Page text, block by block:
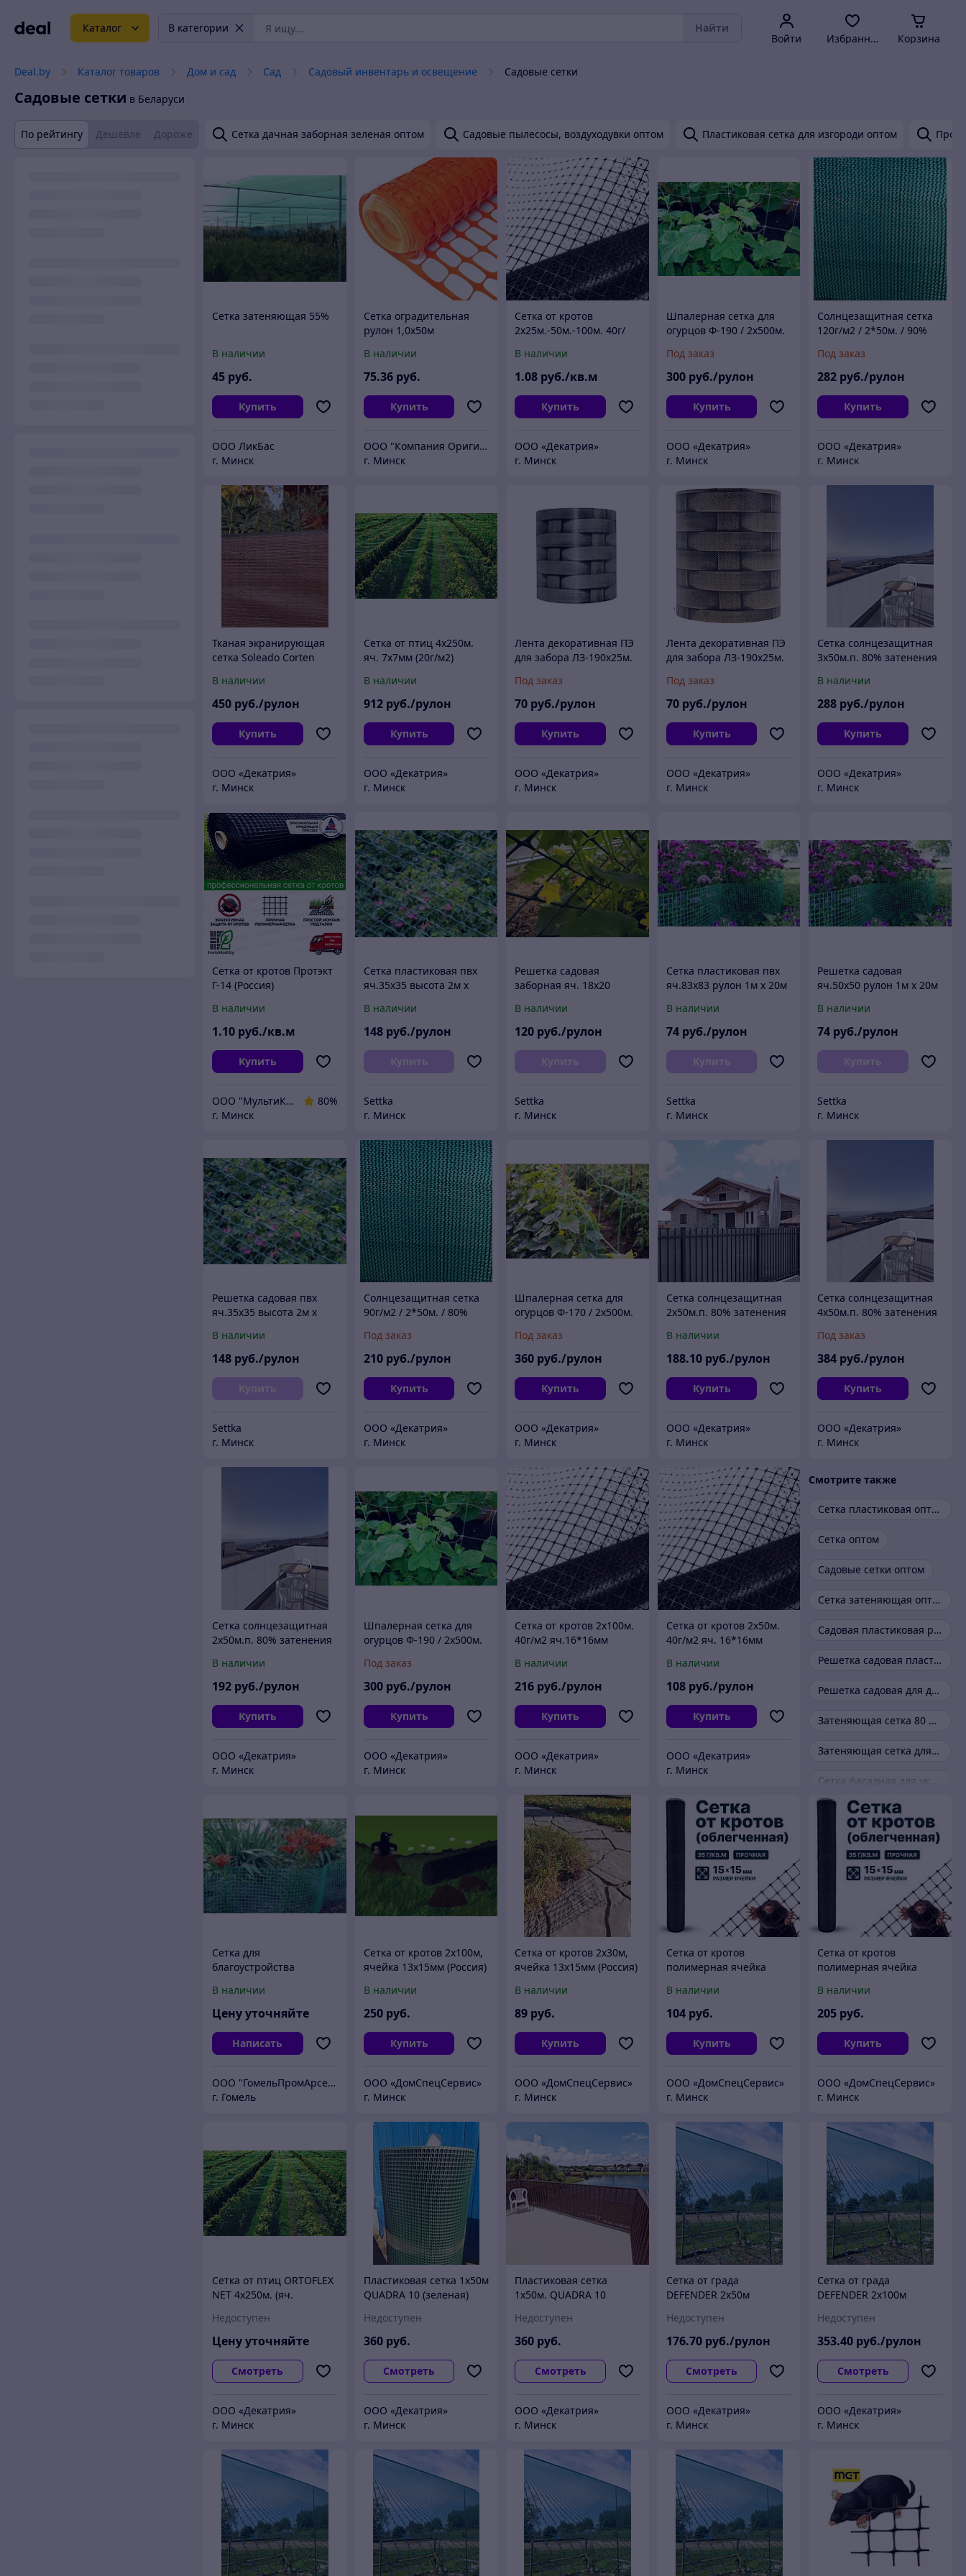
Каталог В категории Найти
Войти Избранное Корзина
Deal.by Каталог товаров Дом и сад Сад Садовый инвентарь и освещение Садовые сетки
Садовые сетки в Беларуси
По рейтингу Дешевле Дороже Сетка дачная заборная зеленая оптом Садовые пылесосы, воздуходувки оптом Пластиковая сетка для изгороди оптом
Сетка затеняющая 55%
В наличии
45 руб.
Купить
ООО ЛикБас
г. Минск
Сетка оградительная
рулон 1,0х50м
В наличии
75.36 руб.
Купить
ООО "Компания ОригиНал"
г. Минск
Cетка от кротов
2х25м.-50м.-100м. 40г/
"Протэкт" Россия
В наличии
1.08 руб./кв.м
Купить
ООО «Декатрия»
г. Минск
Шпалерная сетка для
огурцов Ф-190 / 2х500м.
зеленый
Под заказ
300 руб./рулон
Купить
ООО «Декатрия»
г. Минск
Солнцезащитная сетка
120г/м2 / 2*50м. / 90%
Под заказ
282 руб./рулон
Купить
ООО «Декатрия»
г. Минск
Тканая экранирующая
сетка Soleado Corten
Италия.
В наличии
450 руб./рулон
Купить
ООО «Декатрия»
г. Минск
Сетка от птиц 4x250м.
яч. 7х7мм (20г/м2)
В наличии
912 руб./рулон
Купить
ООО «Декатрия»
г. Минск
Лента декоративная ПЭ
для забора ЛЗ-190x25м.
Под заказ
70 руб./рулон
Купить
ООО «Декатрия»
г. Минск
Лента декоративная ПЭ
для забора ЛЗ-190x25м.
Под заказ
70 руб./рулон
Купить
ООО «Декатрия»
г. Минск
Сетка солнцезащитная
3х50м.п. 80% затенения
В наличии
288 руб./рулон
Купить
ООО «Декатрия»
г. Минск
Сетка от кротов Протэкт
Г-14 (Россия)
В наличии
1.10 руб./кв.м
Купить
ООО "МультиКомплект"
80%
г. Минск
Сетка пластиковая пвх
яч.35х35 высота 2м х
В наличии
148 руб./рулон
Купить
Settka
г. Минск
Решетка садовая
заборная яч. 18х20
В наличии
120 руб./рулон
Купить
Settka
г. Минск
Сетка пластиковая пвх
яч.83х83 рулон 1м х 20м
В наличии
74 руб./рулон
Купить
Settka
г. Минск
Решетка садовая
яч.50х50 рулон 1м х 20м
В наличии
74 руб./рулон
Купить
Settka
г. Минск
Решетка садовая пвх
яч.35х35 высота 2м х
В наличии
148 руб./рулон
Купить
Settka
г. Минск
Солнцезащитная сетка
90г/м2 / 2*50м. / 80%
Под заказ
210 руб./рулон
Купить
ООО «Декатрия»
г. Минск
Шпалерная сетка для
огурцов Ф-170 / 2х500м.
Под заказ
360 руб./рулон
Купить
ООО «Декатрия»
г. Минск
Сетка солнцезащитная
2х50м.п. 80% затенения
В наличии
188.10 руб./рулон
Купить
ООО «Декатрия»
г. Минск
Сетка солнцезащитная
4х50м.п. 80% затенения
Под заказ
384 руб./рулон
Купить
ООО «Декатрия»
г. Минск
Сетка солнцезащитная
2х50м.п. 80% затенения
В наличии
192 руб./рулон
Купить
ООО «Декатрия»
г. Минск
Шпалерная сетка для
огурцов Ф-190 / 2х500м.
зеленый
Под заказ
300 руб./рулон
Купить
ООО «Декатрия»
г. Минск
Cетка от кротов 2х100м.
40г/м2 яч.16*16мм
В наличии
216 руб./рулон
Купить
ООО «Декатрия»
г. Минск
Cетка от кротов 2х50м.
40г/м2 яч. 16*16мм
В наличии
108 руб./рулон
Купить
ООО «Декатрия»
г. Минск
Смотрите также
Сетка пластиковая оптом
Сетка оптом
Садовые сетки оптом
Сетка затеняющая оптом
Садовая пластиковая решетка оптом
Решетка садовая пластик оптом
Решетка садовая для дачи оптом
Затеняющая сетка 80 оптом
Затеняющая сетка для теплиц оптом
Сетка для
благоустройства
В наличии
Цену уточняйте
Написать
ООО "ГомельПромАрсенал"
г. Гомель
Сетка от кротов 2х100м,
ячейка 13х15мм (Россия)
В наличии
250 руб.
Купить
ООО «ДомCпецCервис»
г. Минск
Сетка от кротов 2х30м,
ячейка 13х15мм (Россия)
В наличии
89 руб.
Купить
ООО «ДомCпецCервис»
г. Минск
Сетка от кротов
полимерная ячейка
м2, рулон 2х50м РФ
В наличии
104 руб.
Купить
ООО «ДомCпецCервис»
г. Минск
Сетка от кротов
полимерная ячейка
м2, рулон 2х100м, РФ
В наличии
205 руб.
Купить
ООО «ДомCпецCервис»
г. Минск
Сетка от птиц ORTOFLEX
NET 4x250м. (яч.
Недоступен
Цену уточняйте
Смотреть
ООО «Декатрия»
г. Минск
Пластиковая сетка 1х50м
QUADRA 10 (зеленая)
Недоступен
360 руб.
Смотреть
ООО «Декатрия»
г. Минск
Пластиковая сетка
1х50м. QUADRA 10
Недоступен
360 руб.
Смотреть
ООО «Декатрия»
г. Минск
Сетка от града
DEFENDER 2x50м
Недоступен
176.70 руб./рулон
Смотреть
ООО «Декатрия»
г. Минск
Сетка от града
DEFENDER 2x100м
Недоступен
353.40 руб./рулон
Смотреть
ООО «Декатрия»
г. Минск